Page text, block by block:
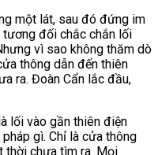
một lát, sau đó đứng im
tương đối chắc chắn lối
vì sao không thăm dò
thông dẫn đến thiên
ra. Đoàn Cẩn lắc đầu,
vào gần thiên điện
gì. Chỉ là cửa thông
thời chưa tìm ra. Mọi